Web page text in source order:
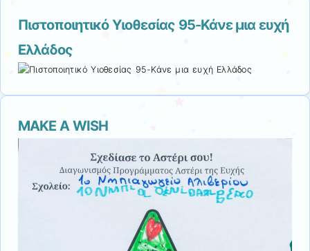
Πιστοποιητικό Υιοθεσίας 95-Κάνε μια ευχή
Ελλάδος
MAKE A WISH